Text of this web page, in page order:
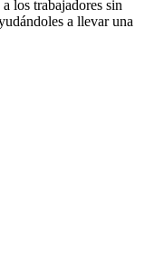
los trabajadores sin
a llevar una